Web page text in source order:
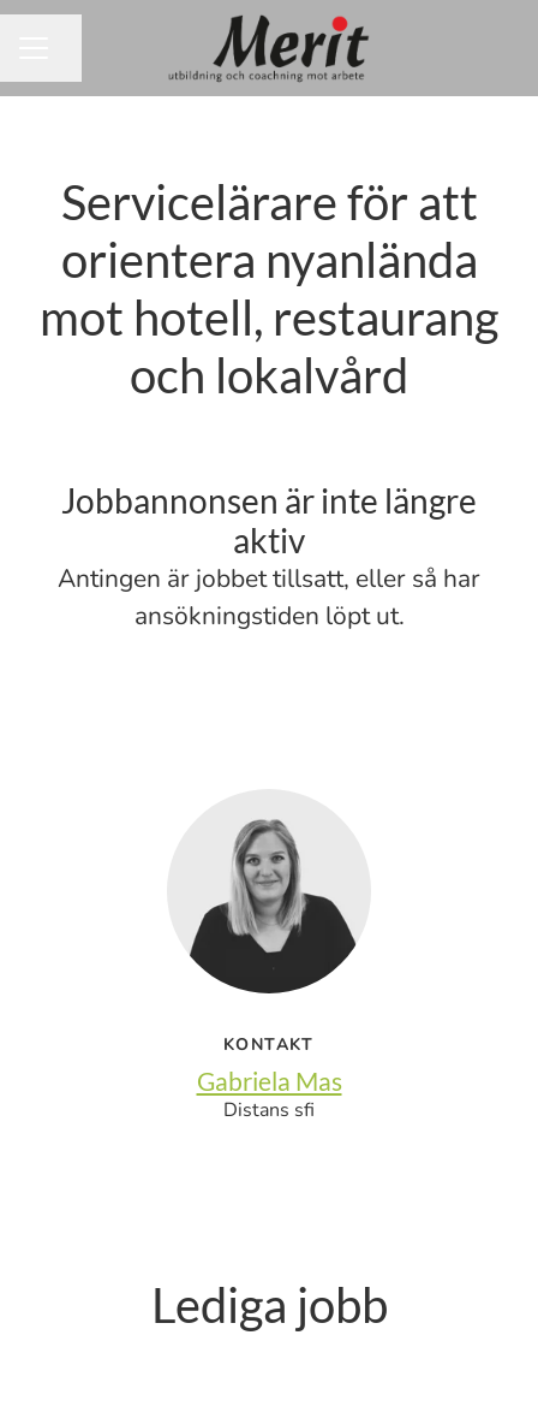
Servicelärare för att
orientera nyanlända
mot hotell, restaurang
och lokalvård
Jobbannonsen är inte längre
aktiv
Antingen är jobbet tillsatt, eller så har
ansökningstiden löpt ut.
KONTAKT
Gabriela Mas
Distans sfi
Lediga jobb